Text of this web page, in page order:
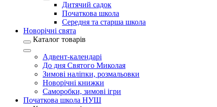
Дитячий садок
Початкова школа
Середня та старша школа
Новорічні свята
Каталог товарів
Адвент-календарі
До дня Святого Миколая
Зимові наліпки, розмальовки
Новорічні книжки
Саморобки, зимові ігри
Початкова школа НУШ